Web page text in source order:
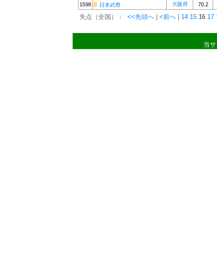
1598 日本武尊 大阪府 70.2
失点（全国）： <<先頭へ <前へ 14 15 16 17
当